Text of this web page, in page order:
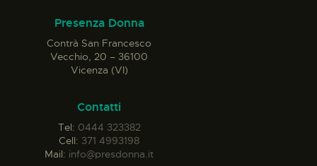
Presenza Donna
Contrà San Francesco
Vecchio, 20 – 36100
Vicenza (VI)
Contatti
Tel: 0444 323382
Cell: 371 4993198
Mail: info@presdonna.it